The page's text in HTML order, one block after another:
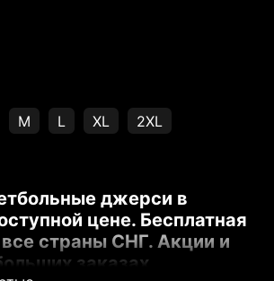
M L XL 2XL
джерси в
цене. Бесплатная
страны СНГ. Акции и
заказах.